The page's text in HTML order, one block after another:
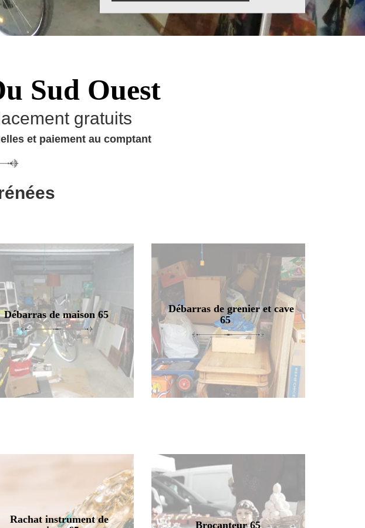
Sud Ouest
gratuits
et paiement au comptant
Débarras de maison 65
Débarras de grenier et cave
65
Rachat instrument de
Brocanteur 65